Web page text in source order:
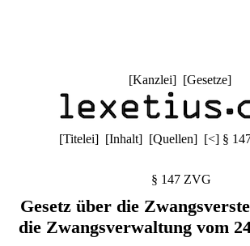
[Kanzlei] [Gesetze]
[Titelei] [Inhalt] [Quellen] [<] §
§ 147 ZVG
Gesetz über die
die Zwangsverwaltung vom